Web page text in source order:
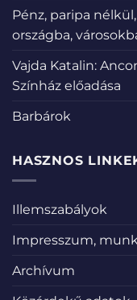
Pénz, paripa
országba,
Vajda Katalin:
Színház előadása
Barbárok
HASZNOS
Illemszabályok
Impresszum,
Archívum